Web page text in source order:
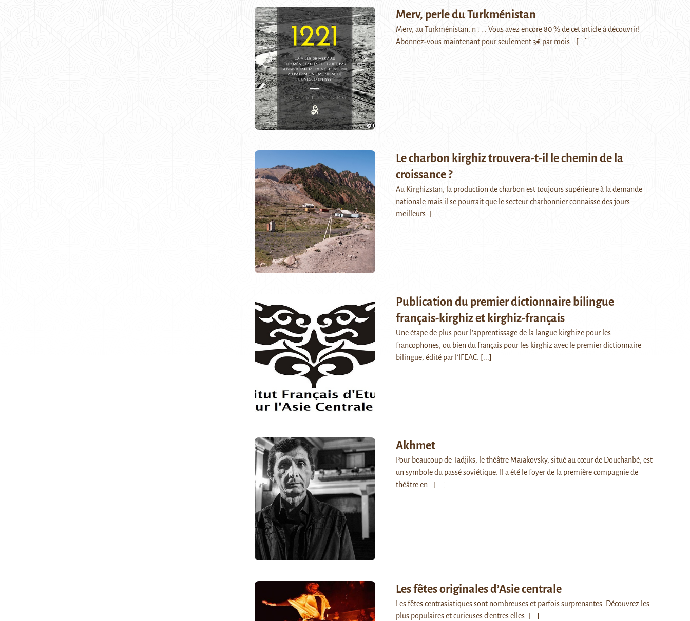
Merv, perle du Turkménistan
Merv, au Turkménistan, n . . . Vous avez encore 80 % de cet article à découvrir!
Abonnez-vous maintenant pour seulement 3€ par mois…
[...]
Le charbon kirghiz trouvera-t-il le chemin de la
croissance ?
Au Kirghizstan, la production de charbon est toujours supérieure à la demande
nationale mais il se pourrait que le secteur charbonnier connaisse des jours
meilleurs. [...]
Publication du premier dictionnaire bilingue
français-kirghiz et kirghiz-français
Une étape de plus pour l'apprentissage de la langue kirghize pour les
francophones, ou bien du français pour les kirghiz avec le premier dictionnaire
bilingue, édité par l'IFEAC. [...]
Akhmet
Pour beaucoup de Tadjiks, le théâtre Maïakovsky, situé au cœur de Douchanbé, est
un symbole du passé soviétique. Il a été le foyer de la première compagnie de
théâtre en…
[...]
Les fêtes originales d’Asie centrale
Les fêtes centrasiatiques sont nombreuses et parfois surprenantes. Découvrez les
plus populaires et curieuses d'entres elles. [...]